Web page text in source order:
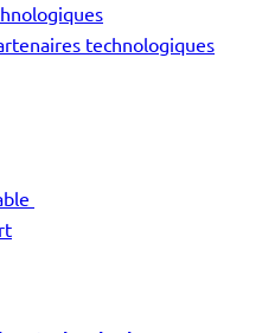
technologiques